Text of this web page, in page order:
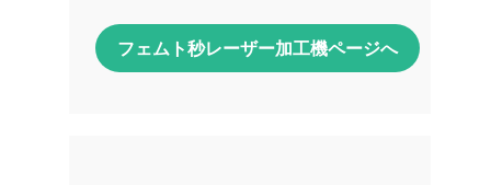
フェムト秒レーザー加工機ページへ